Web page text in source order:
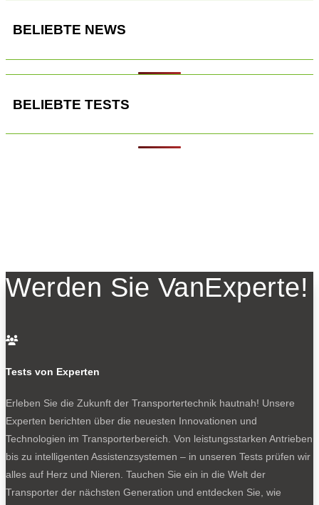
BELIEBTE NEWS
BELIEBTE TESTS
Werden Sie VanExperte!

Tests von Experten
Erleben Sie die Zukunft der Transportertechnik hautnah! Unsere
Experten berichten über die neuesten Innovationen und
Technologien im Transporterbereich. Von leistungsstarken Antrieben
bis zu intelligenten Assistenzsystemen – in unseren Tests prüfen wir
alles auf Herz und Nieren. Tauchen Sie ein in die Welt der
Transporter der nächsten Generation und entdecken Sie, wie